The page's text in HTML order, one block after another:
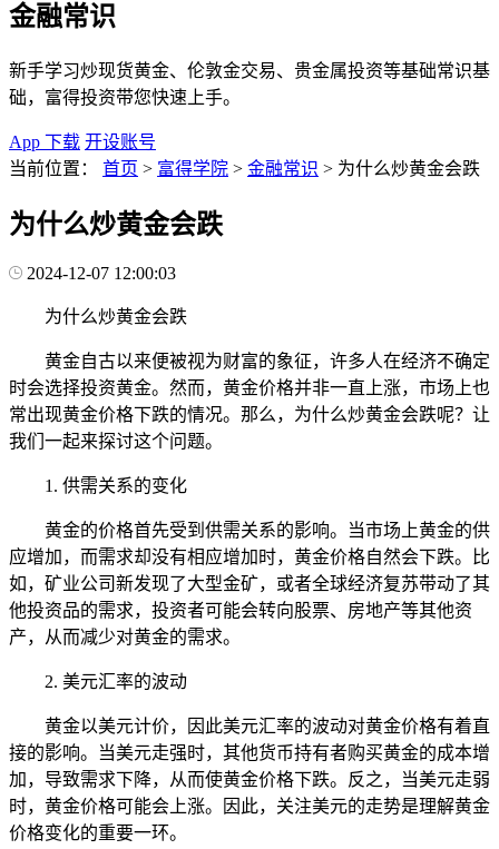
金融常识
新手学习炒现货黄金、伦敦金交易、贵金属投资等基础常识基
础，富得投资带您快速上手。
App 下载 开设账号
当前位置：
首页 > 富得学院 > 金融常识 > 为什么炒黄金会跌
为什么炒黄金会跌
2024-12-07 12:00:03
为什么炒黄金会跌
黄金自古以来便被视为财富的象征，许多人在经济不确定
时会选择投资黄金。然而，黄金价格并非一直上涨，市场上也
常出现黄金价格下跌的情况。那么，为什么炒黄金会跌呢？让
我们一起来探讨这个问题。
1. 供需关系的变化
黄金的价格首先受到供需关系的影响。当市场上黄金的供
应增加，而需求却没有相应增加时，黄金价格自然会下跌。比
如，矿业公司新发现了大型金矿，或者全球经济复苏带动了其
他投资品的需求，投资者可能会转向股票、房地产等其他资
产，从而减少对黄金的需求。
2. 美元汇率的波动
黄金以美元计价，因此美元汇率的波动对黄金价格有着直
接的影响。当美元走强时，其他货币持有者购买黄金的成本增
加，导致需求下降，从而使黄金价格下跌。反之，当美元走弱
时，黄金价格可能会上涨。因此，关注美元的走势是理解黄金
价格变化的重要一环。